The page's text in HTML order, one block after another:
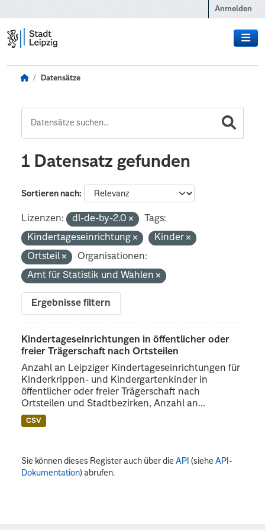
Anmelden
Datensätze
1 Datensatz gefunden
Sortieren nach
Lizenzen: dl-de-by-2.0
Tags:
Kindertageseinrichtung
Kinder
Ortsteil
Organisationen:
Amt für Statistik und Wahlen
Ergebnisse filtern
Kindertageseinrichtungen in öffentlicher oder
freier Trägerschaft nach Ortsteilen
Anzahl an Leipziger Kindertageseinrichtungen für
Kinderkrippen- und Kindergartenkinder in
öffentlicher oder freier Trägerschaft nach
Ortsteilen und Stadtbezirken, Anzahl an...
CSV
Sie können dieses Register auch über dieAPI (sieheAPI-
Dokumentation) abrufen.